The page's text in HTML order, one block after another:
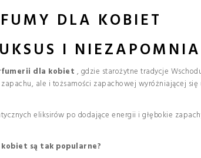
DLA KOBIET
I
dla kobiet , gdzie starożytne tradycje
ale i tożsamości zapachowej wyróżniającej
eliksirów po dodające energii i głębokie
są tak popularne?